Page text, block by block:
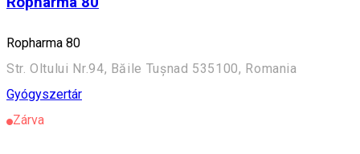
Ropharma 80
Str. Oltului Nr.94, Băile Tușnad 535100, Romania
Gyógyszertár
Zárva